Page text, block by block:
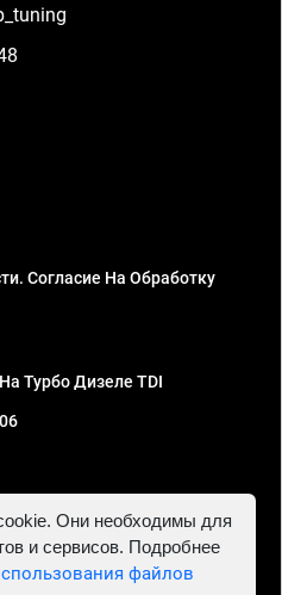
Согласие На Обработку
Турбо Дизеле TDI
ИНН 781302555843,
Они необходимы для
и сервисов. Подробнее
файлов